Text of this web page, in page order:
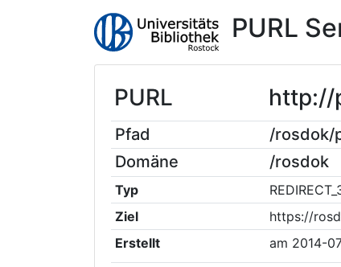
PURL
PURL http://
Pfad
/rosdok/
Domäne
/rosdok
Typ
Ziel
https://
Erstellt
am 2014-